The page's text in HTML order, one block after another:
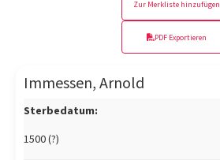
Zur Merkliste hinzufügen
PDF Exportieren
Immessen, Arnold
Sterbedatum:
1500 (?)